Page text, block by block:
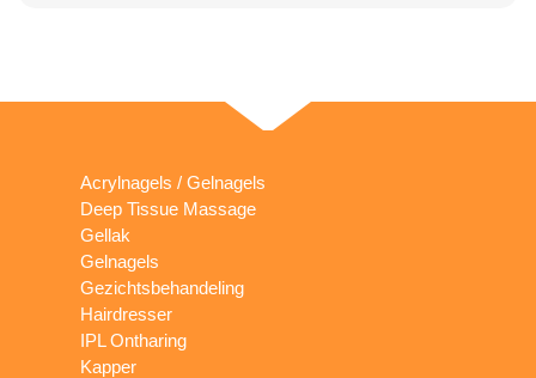
Acrylnagels / Gelnagels
Deep Tissue Massage
Gellak
Gelnagels
Gezichtsbehandeling
Hairdresser
IPL Ontharing
Kapper